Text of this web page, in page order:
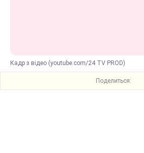
Кадр з відео (youtube.com/24 TV PROD)
Поделиться: